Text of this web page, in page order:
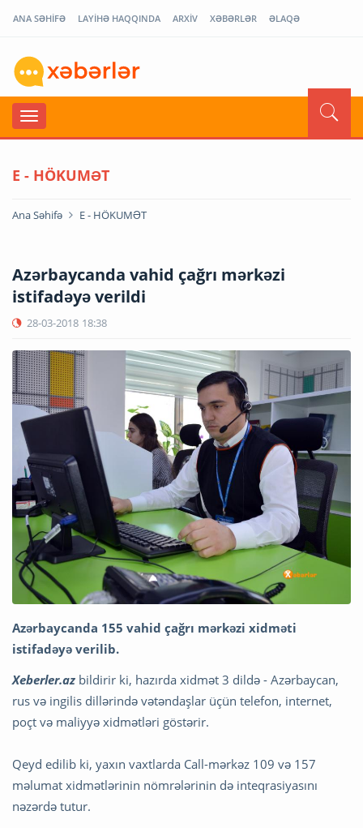
ANA SƏHİFƏ LAYİHƏ HAQQINDA ARXİV XƏBƏRLƏR ƏLAQƏ
E - HÖKUMƏT
Ana Səhifə E - HÖKUMƏT
Azərbaycanda vahid çağrı mərkəzi
istifadəyə verildi
28-03-2018 18:38
Azərbaycanda 155 vahid çağrı mərkəzi xidməti
istifadəyə verilib.
Xeberler.az bildirir ki, hazırda xidmət 3 dildə - Azərbaycan,
rus və ingilis dillərində vətəndaşlar üçün telefon, internet,
poçt və maliyyə xidmətləri göstərir.
Qeyd edilib ki, yaxın vaxtlarda Call-mərkəz 109 və 157
məlumat xidmətlərinin nömrələrinin də inteqrasiyasını
nəzərdə tutur.